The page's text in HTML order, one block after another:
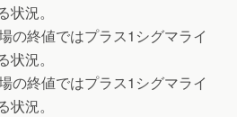
況。
の終値ではプラス1シグマライ
況。
の終値ではプラス1シグマライ
況。